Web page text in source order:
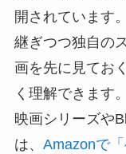
開されています
継ぎつつ独自の
画を先に見てお
く理解できます。
映画シリーズや
は、 Amazonで